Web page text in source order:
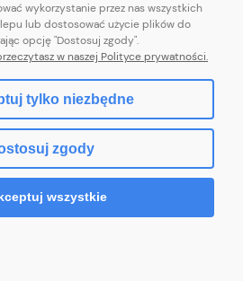
101sukienek.pl
11, Łódź 93-035, woj. łódzkie
pełną wersję strony
Shoper.pl
wykorzystanie przez nas wszystkich
lub dostosować użycie plików do
opcję "Dostosuj zgody".
w naszej Polityce prywatności.
tylko niezbędne
zgody
wszystkie